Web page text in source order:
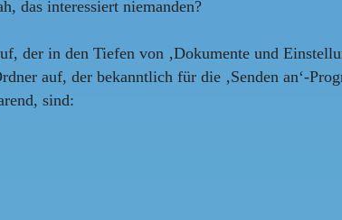
das interessiert niemanden?
der in den Tiefen von ‚Dokumente und
auf, der bekanntlich für die ‚Senden an‘-
sind: